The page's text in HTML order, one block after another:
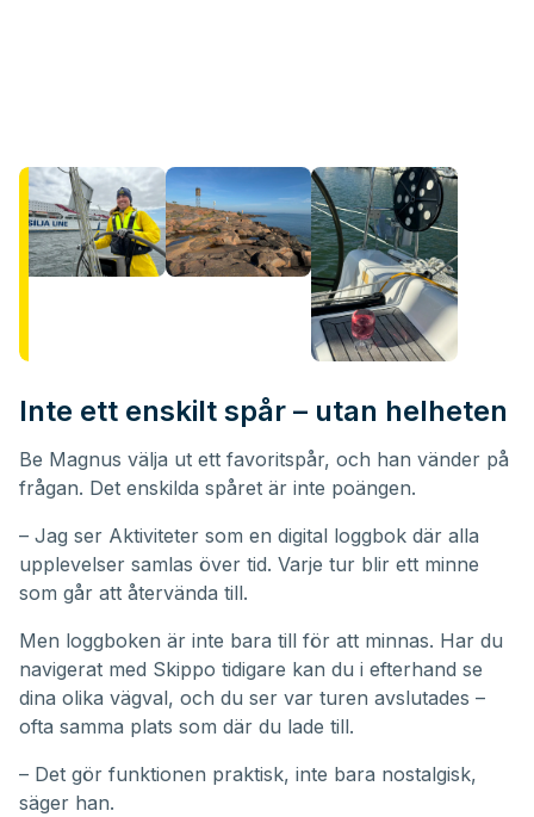
Inte ett enskilt spår – utan helheten
Be Magnus välja ut ett favoritspår, och han vänder på
frågan. Det enskilda spåret är inte poängen.
– Jag ser Aktiviteter som en digital loggbok där alla
upplevelser samlas över tid. Varje tur blir ett minne
som går att återvända till.
Men loggboken är inte bara till för att minnas. Har du
navigerat med Skippo tidigare kan du i efterhand se
dina olika vägval, och du ser var turen avslutades –
ofta samma plats som där du lade till.
– Det gör funktionen praktisk, inte bara nostalgisk,
säger han.